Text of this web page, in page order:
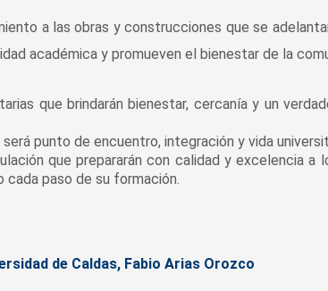
a las obras y construcciones que se
académica y promueven el bienestar de la
que brindarán bienestar, cercanía y un
punto de encuentro, integración y vida
que prepararán con calidad y excelencia
cada paso de su formación.
de Caldas, Fabio Arias Orozco